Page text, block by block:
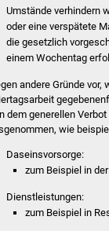
Umstände verhindern
oder eine verspätete
die gesetzlich
einem Wochentag
andere Gründe vor,
dem generellen
wie
Daseinsvorsorge:
zum Beispiel in
Dienstleistungen:
zum Beispiel in